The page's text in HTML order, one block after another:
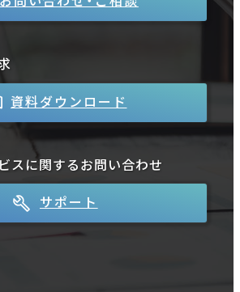
資料ダウンロード
スに関するお問い合わせ
サポート